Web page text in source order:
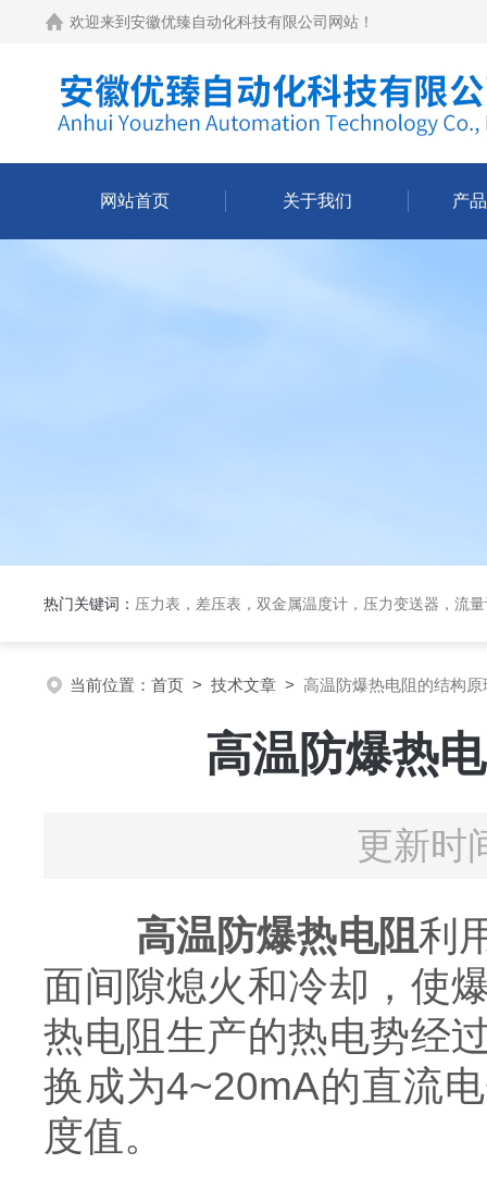
欢迎来到 安徽优臻自动化科技有限公司网站 ！
网站首页 关于我们 产
热门关键词： 压力表，差压表，双金属温度计，压力变送器，流
当前位置： 首页 > 技术文章 > 高温防爆热电阻的结构
高温防爆热
更新时
高温防爆热电阻利
面间隙熄火和冷却，使
热电阻生产的热电势经
换成为4~20mA的直流
度值。